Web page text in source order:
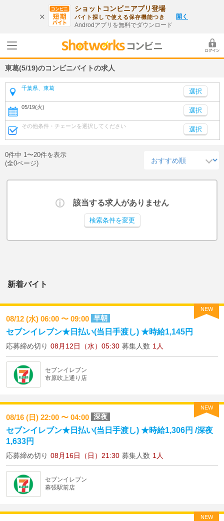
ショットコンビニアプリ登場
バイト探しで使える保存機能つき
Androdアプリを無料でダウンロード
開く
東葛(5/19)のコンビニバイトの求人
千葉県、東葛
05/19(火) 選択
その他条件・チェーンを選択してください 選択
0件中 1〜20件を表示
(全0ページ)
該当する求人がありません
検索条件を変更
新着バイト
NEW
08/12 (水) 06:00 〜 09:00 早朝
セブンイレブン★日払い(当日手渡し) ★時給1,145円
応募締め切り 08月12日（水）05:30 募集人数 1人
セブンイレブン
市原吹上通り店
NEW
08/16 (日) 22:00 〜 04:00 深夜
セブンイレブン★日払い(当日手渡し) ★時給1,306円 /深夜
1,633円
応募締め切り 08月16日（日）21:30 募集人数 1人
セブンイレブン
幕張駅前店
NEW